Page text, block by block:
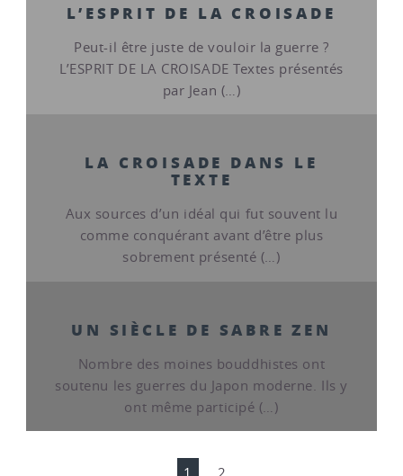
L’ESPRIT DE LA CROISADE
Peut-il être juste de vouloir la guerre ?
L’ESPRIT DE LA CROISADE Textes présentés
par Jean (…)
LA CROISADE DANS LE
TEXTE
Aux sources d’un idéal qui fut souvent lu
comme conquérant avant d’être plus
sobrement présenté (…)
UN SIÈCLE DE SABRE ZEN
Nombre des moines bouddhistes ont
soutenu les guerres du Japon moderne. Ils y
ont même participé (…)